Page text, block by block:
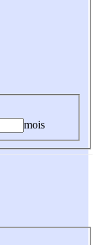
mois